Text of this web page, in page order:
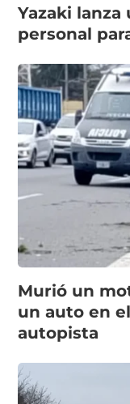
Yazaki
personal
Murió un
un auto en
autopista